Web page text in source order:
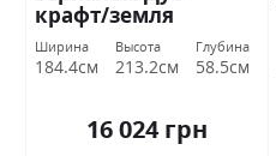
крафт/земля
Миромарк
Ширина
184.4см
Высота
213.2см
Глубина
58.5см
16 024 грн